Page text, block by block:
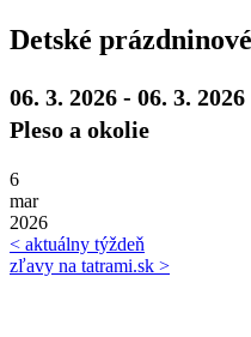
Detské
06. 3. 2026 - 06. 3.
Pleso a okolie
6
mar
2026
< aktuálny týždeň
zľavy na tatrami.sk >